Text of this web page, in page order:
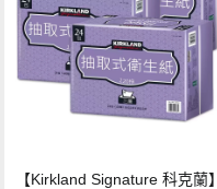
【Kirkland Signature 科克蘭】